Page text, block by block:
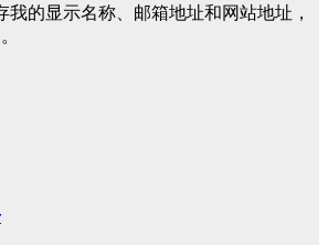
我的显示名称、邮箱地址和网站地址，